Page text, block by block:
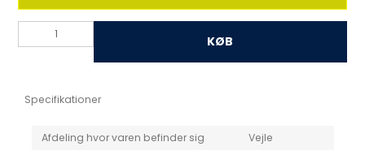
KØB
Specifikationer
Afdeling hvor varen befinder sig
Vejle